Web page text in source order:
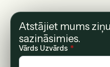
Atstājiet mums
sazināsimies.
Vārds Uzvārds *